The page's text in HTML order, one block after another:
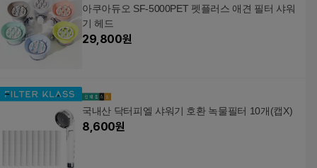
아쿠아듀오 SF-5000PET 펫플러스 애견 필터 샤워
기 헤드
29,800원
국내산 닥터피엘 샤워기 호환 녹물필터 10개(캡X)
8,600원